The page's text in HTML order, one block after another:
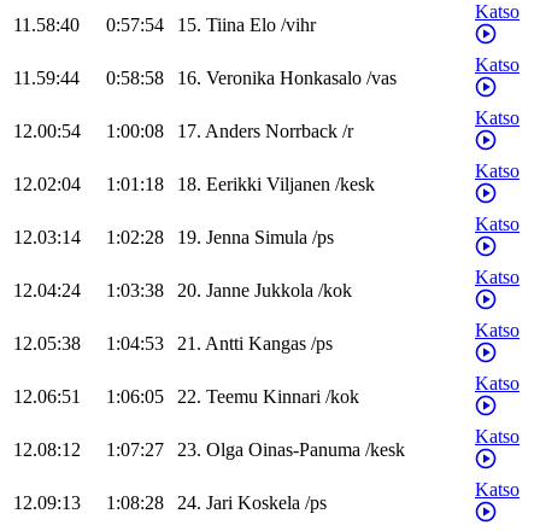
11.58:40 0:57:54 15. Tiina Elo /vihr
Katso
11.59:44 0:58:58 16. Veronika Honkasalo /vas
Katso
12.00:54 1:00:08 17. Anders Norrback /r
Katso
12.02:04 1:01:18 18. Eerikki Viljanen /kesk
Katso
12.03:14 1:02:28 19. Jenna Simula /ps
Katso
12.04:24 1:03:38 20. Janne Jukkola /kok
Katso
12.05:38 1:04:53 21. Antti Kangas /ps
Katso
12.06:51 1:06:05 22. Teemu Kinnari /kok
Katso
12.08:12 1:07:27 23. Olga Oinas-Panuma /kesk
Katso
12.09:13 1:08:28 24. Jari Koskela /ps
Katso